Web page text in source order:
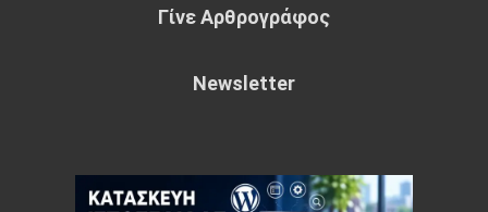
Γίνε Αρθρογράφος
Newsletter